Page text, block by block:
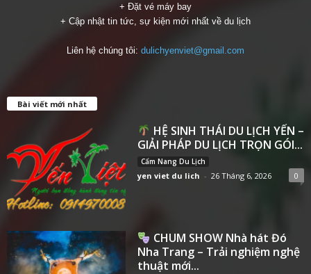
+ Đặt vé máy bay
+ Cập nhật tin tức, sự kiện mới nhất về du lịch
Liên hệ chúng tôi: dulichyenviet@gmail.com
Bài viết mới nhất
HỆ SINH THÁI DU LỊCH YẾN –
GIẢI PHÁP DU LỊCH TRỌN GÓI...
Cẩm Nang Du Lịch
yen viet du lich - 26 Tháng 6, 2026 0
CHUM SHOW Nhà hát Đó
Nha Trang – Trải nghiệm nghệ
thuật mới...